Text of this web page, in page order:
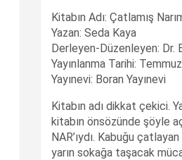
Kitabın Adı: Çatlamış
Yazan: Seda Kaya
Derleyen-Düzenleyen: Dr.
Yayınlanma Tarihi:
Yayınevi: Boran Yayınevi
Kitabın adı dikkat çekici.
kitabın önsözünde şöyle
NAR’ıydı. Kabuğu
yarın sokağa taşacak